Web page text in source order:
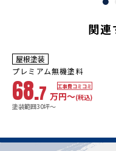
関連
耐用年数
18~23年
屋根塗装
プレミアム無機塗料
68.7 万円〜(税込)
工事費コミコミ
塗装範囲30坪～